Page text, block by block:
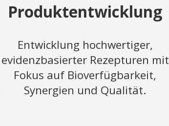
Produktentwicklung
Entwicklung hochwertiger,
evidenzbasierter Rezepturen mit
Fokus auf Bioverfügbarkeit,
Synergien und Qualität.